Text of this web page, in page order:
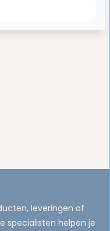
leveringen of
specialisten helpen je